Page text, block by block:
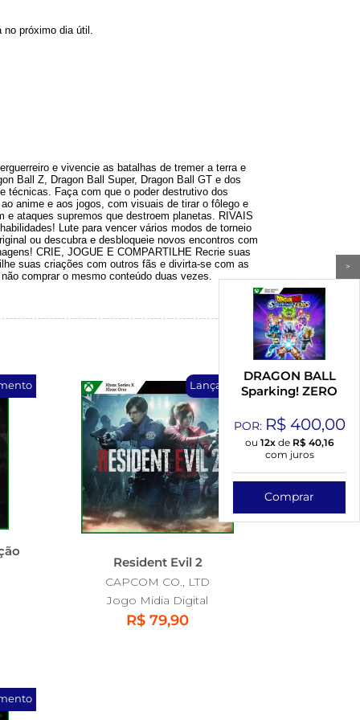
>
DRAGON BALL
Sparking! ZERO
POR: R$ 400,00
ou 12xde R$ 40,16
com juros
Comprar
no próximo dia útil.
e vivencie as batalhas de tremer a terra e
Ball Z, Dragon Ball Super, Dragon Ball GT e dos
técnicas. Faça com que o poder destrutivo dos
anime e aos jogos, com visuais de tirar o fôlego e
ataques supremos que destroem planetas. RIVAIS
Lute para vencer vários modos de torneio
ou descubra e desbloqueie novos encontros com
CRIE, JOGUE E COMPARTILHE Recrie suas
suas criações com outros fãs e divirta-se com as
comprar o mesmo conteúdo duas vezes.
Lançamento
Resident Evil 2
CAPCOM CO., LTD
Jogo Midia Digital
R$ 79,90